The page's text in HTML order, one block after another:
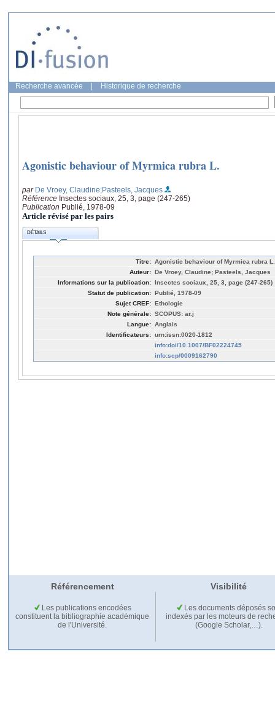
Recherche avancée Historique de recherche
Agonistic behaviour of Myrmica rubra L.
par De Vroey, Claudine;Pasteels, Jacques
Référence Insectes sociaux, 25, 3, page (247-265)
Publication Publié, 1978-09
Article révisé par les pairs
DÉTAILS
Titre: Agonistic behaviour of Myrmica rubra L.
Auteur: De Vroey, Claudine; Pasteels, Jacques
Informations sur la publication: Insectes sociaux, 25, 3, page (247-265)
Statut de publication: Publié, 1978-09
Sujet CREF: Ethologie
Note générale: SCOPUS: ar.j
Langue: Anglais
Identificateurs: urn:issn:0020-1812
info:doi/10.1007/BF02224745
info:scp/0009162790
Référencement Visibilité
Les publications encodées
constituent la bibliographie académique
de l'Université.
Les documents déposés
indexés par les moteurs de
(Google Scholar,…).